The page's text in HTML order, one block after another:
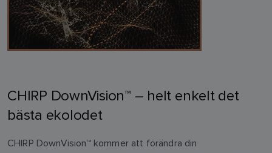
CHIRP DownVision™ – helt enkelt det
bästa ekolodet
CHIRP DownVision™ kommer att förändra din